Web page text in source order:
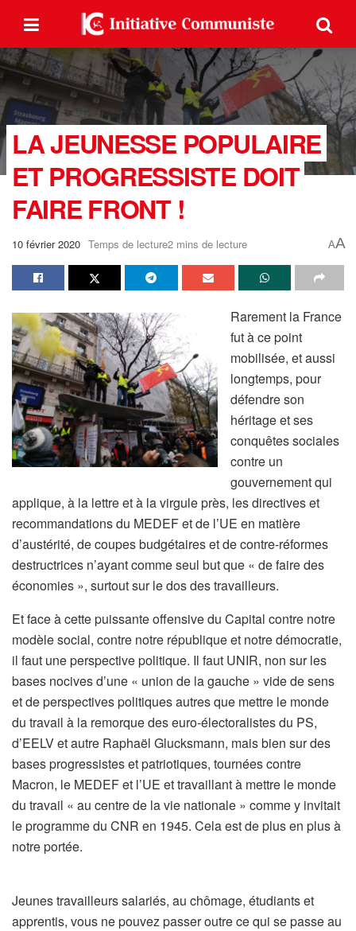
LA JEUNESSE POPULAIRE
ET PROGRESSISTE DOIT
FAIRE FRONT !
10 février 2020 Temps de lecture2 mins de lecture AA
Rarement la France
fut à ce point
mobilisée, et aussi
longtemps, pour
défendre son
héritage et ses
conquêtes sociales
contre un
gouvernement qui
applique, à la lettre et à la virgule près, les directives et
recommandations du MEDEF et de l’UE en matière
d’austérité, de coupes budgétaires et de contre-réformes
destructrices n’ayant comme seul but que « de faire des
économies », surtout sur le dos des travailleurs.
Et face à cette puissante offensive du Capital contre notre
modèle social, contre notre république et notre démocratie,
il faut une perspective politique. Il faut UNIR, non sur les
bases nocives d’une « union de la gauche » vide de sens
et de perspectives politiques autres que mettre le monde
du travail à la remorque des euro-électoralistes du PS,
d’EELV et autre Raphaël Glucksmann, mais bien sur des
bases progressistes et patriotiques, tournées contre
Macron, le MEDEF et l’UE et travaillant à mettre le monde
du travail « au centre de la vie nationale » comme y invitait
le programme du CNR en 1945. Cela est de plus en plus à
notre portée.
Jeunes travailleurs salariés, au chômage, étudiants et
apprentis, vous ne pouvez passer outre ce qui se passe au